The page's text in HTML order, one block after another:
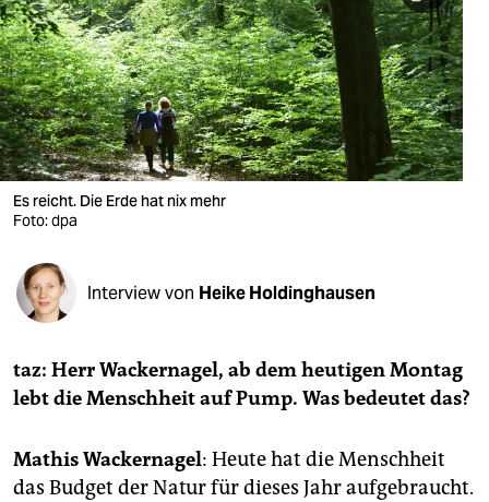
nord
wahrheit
verlag
verlag
veranstaltungen
fragen & hilfe
unterstützen
abo
epaper login
Es reicht. Die Erde hat nix mehr
Foto: dpa
Interview von Heike Holdinghausen
taz: Herr Wackernagel, ab dem heutigen Montag
lebt die Menschheit auf Pump. Was bedeutet das?
Mathis Wackernagel: Heute hat die Menschheit
das Budget der Natur für dieses Jahr aufgebraucht.